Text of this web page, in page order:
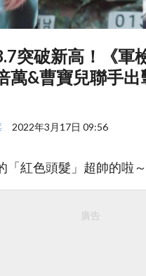
突破新高！《軍
萬&曹寶兒聯手
2022年3月17日 09:56
「紅色頭髮」超帥的啦～
廣告